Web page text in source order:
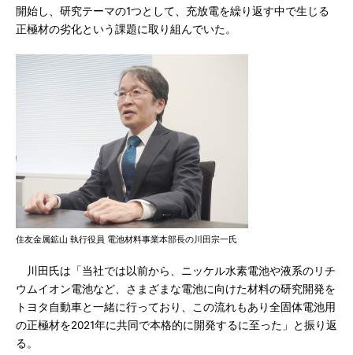
開始し、研究テーマの1つとして、充放電を繰り返す中で生じる
正極材の劣化という課題に取り組んでいた。
住友金属鉱山 執行役員 電池材料事業本部長の川田宗一氏
川田氏は「当社では以前から、ニッケル水素電池や液系のリチ
ウムイオン電池など、さまざまな電池に向けた材料の研究開発を
トヨタ自動車と一緒に行っており、この流れもあり全固体電池用
の正極材を2021年に共同で本格的に開発するに至った」と振り返
る。